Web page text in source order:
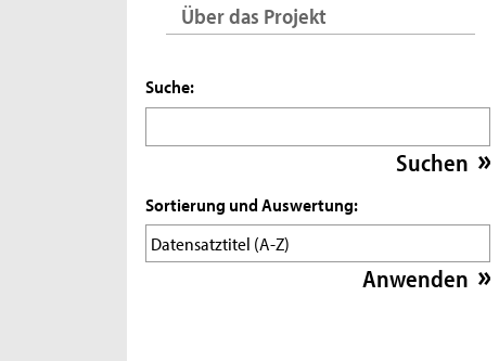
Über das Projekt
Suche:
Sortierung und Auswertung: